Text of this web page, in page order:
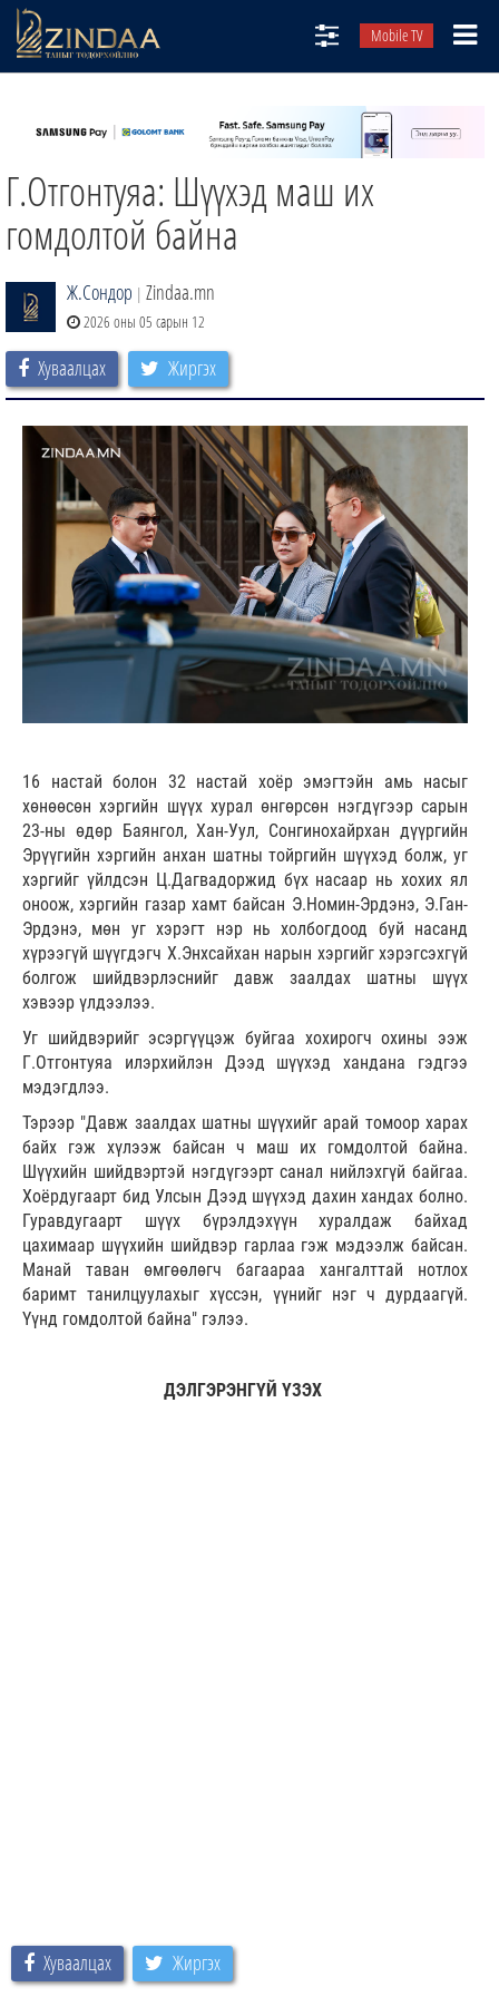
Mobile TV
ТВ8
ӨГЛӨӨНИЙ СОНИН
ЗИНДАА СЭТГҮҮЛ
Г.Отгонтуяа: Шүүхэд маш их
гомдолтой байна
Ж.Сондор | Zindaa.mn
2026 оны 05 сарын 12
Хуваалцах Жиргэх
16 настай болон 32 настай хоёр эмэгтэйн амь насыг
хөнөөсөн хэргийн шүүх хурал өнгөрсөн нэгдүгээр сарын
23-ны өдөр Баянгол, Хан-Уул, Сонгинохайрхан дүүргийн
Эрүүгийн хэргийн анхан шатны тойргийн шүүхэд болж, уг
хэргийг үйлдсэн Ц.Дагвадоржид бүх насаар нь хохих ял
оноож, хэргийн газар хамт байсан Э.Номин-Эрдэнэ, Э.Ган-
Эрдэнэ, мөн уг хэрэгт нэр нь холбогдоод буй насанд
хүрээгүй шүүгдэгч Х.Энхсайхан нарын хэргийг хэрэгсэхгүй
болгож шийдвэрлэснийг давж заалдах шатны шүүх
хэвээр үлдээлээ.
Уг шийдвэрийг эсэргүүцэж буйгаа хохирогч охины ээж
Г.Отгонтуяа илэрхийлэн Дээд шүүхэд хандана гэдгээ
мэдэгдлээ.
Тэрээр "Давж заалдах шатны шүүхийг арай томоор харах
байх гэж хүлээж байсан ч маш их гомдолтой байна.
Шүүхийн шийдвэртэй нэгдүгээрт санал нийлэхгүй байгаа.
Хоёрдугаарт бид Улсын Дээд шүүхэд дахин хандах болно.
Гуравдугаарт шүүх бүрэлдэхүүн хуралдаж байхад
цахимаар шүүхийн шийдвэр гарлаа гэж мэдээлж байсан.
Манай таван өмгөөлөгч багаараа хангалттай нотлох
баримт танилцуулахыг хүссэн, үүнийг нэг ч дурдаагүй.
Үүнд гомдолтой байна" гэлээ.
ДЭЛГЭРЭНГҮЙ ҮЗЭХ
Хуваалцах Жиргэх